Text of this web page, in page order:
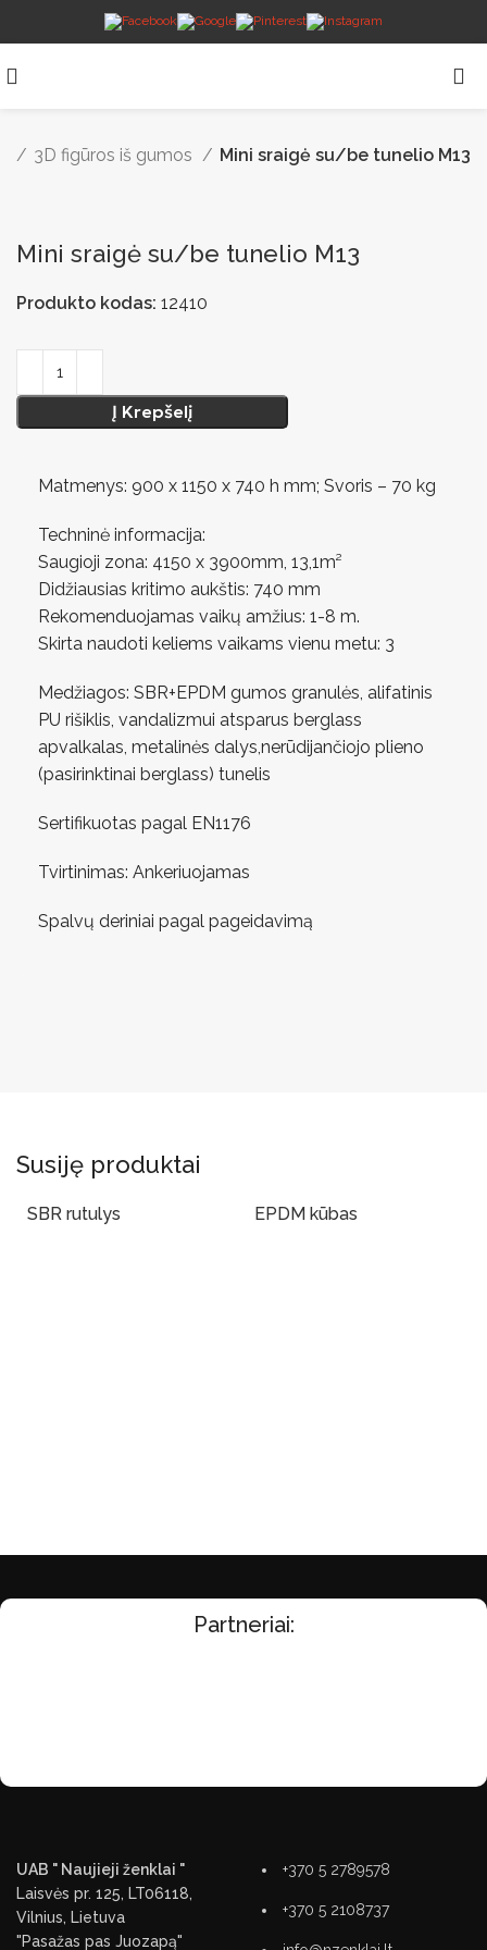
3D figūros iš gumos Mini sraigė su/be tunelio M13
Mini sraigė su/be tunelio M13
Produkto kodas: 12410
Į Krepšelį
Matmenys: 900 x 1150 x 740 h mm; Svoris – 70 kg
Techninė informacija:
Saugioji zona: 4150 x 3900mm, 13,1m²
Didžiausias kritimo aukštis: 740 mm
Rekomenduojamas vaikų amžius: 1-8 m.
Skirta naudoti keliems vaikams vienu metu: 3
Medžiagos: SBR+EPDM gumos granulės, alifatinis
PU rišiklis, vandalizmui atsparus berglass
apvalkalas, metalinės dalys,nerūdijančiojo plieno
(pasirinktinai berglass) tunelis
Sertifikuotas pagal EN1176
Tvirtinimas: Ankeriuojamas
Spalvų deriniai pagal pageidavimą
Susiję produktai
SBR rutulys EPDM kūbas
Partneriai:
UAB " Naujieji ženklai "
Laisvės pr. 125, LT06118,
Vilnius, Lietuva
"Pasažas pas Juozapą"
+370 5 2789578
+370 5 2108737